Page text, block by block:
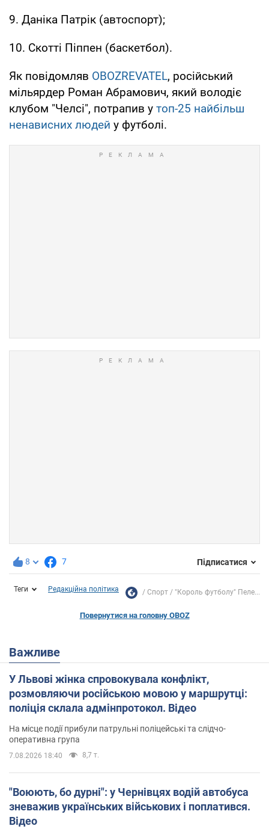
9. Даніка Патрік (автоспорт);
10. Скотті Піппен (баскетбол).
Як повідомляв OBOZREVATEL, російський
мільярдер Роман Абрамович, який володіє
клубом "Челсі", потрапив у топ-25 найбільш
ненависних людей у футболі.
8 7 Підписатися
Теги Редакційна політика Спорт "Король футболу" Пеле...
Повернутися на головну OBOZ
Важливе
У Львові жінка спровокувала конфлікт,
розмовляючи російською мовою у маршрутці:
поліція склала адмінпротокол. Відео
На місце події прибули патрульні поліцейські та слідчо-
оперативна група
7.08.2026 18:40 8,7 т.
"Воюють, бо дурні": у Чернівцях водій автобуса
зневажив українських військових і поплатився.
Відео